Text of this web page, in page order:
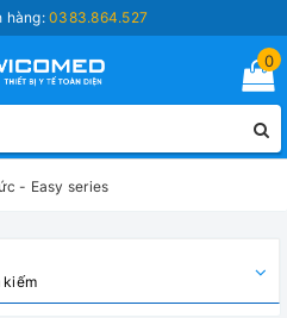
hàng:0383.864.527
0
- Easy series
kiếm